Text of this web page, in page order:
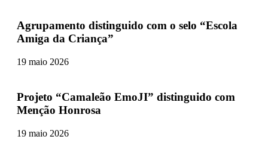
Agrupamento distinguido com o selo “Escola
Amiga da Criança”
19 maio 2026
Projeto “Camaleão EmoJI” distinguido com
Menção Honrosa
19 maio 2026